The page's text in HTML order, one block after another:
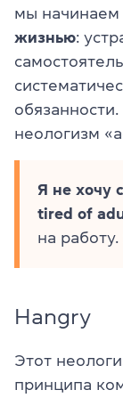
мы начинаем
жизнью:
неологизм
Я не хочу
tired of
на
Hangry
Этот
принципа